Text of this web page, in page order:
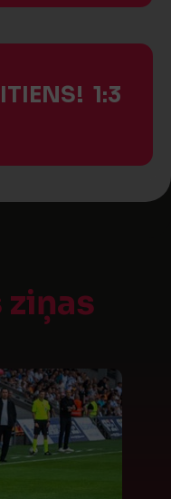
1:3